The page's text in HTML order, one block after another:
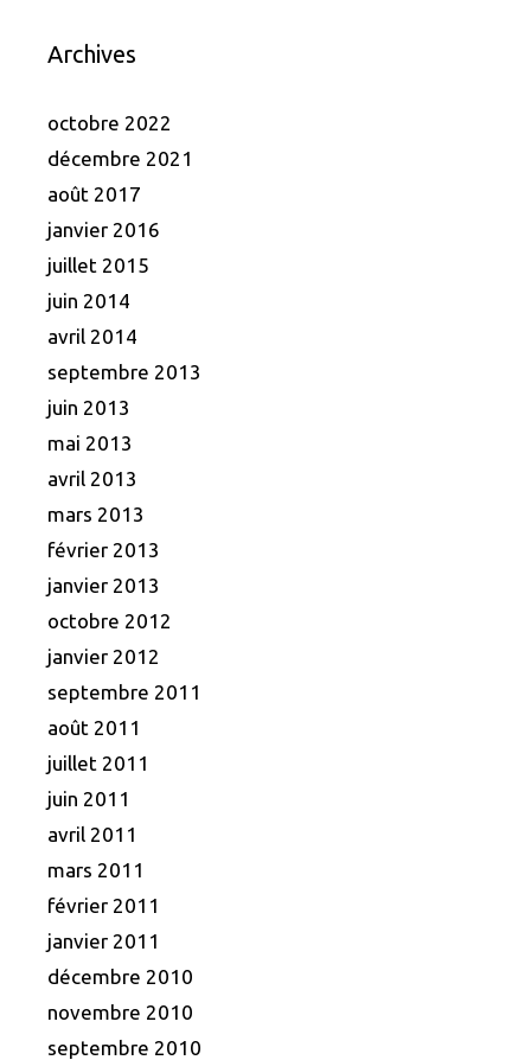
Archives
octobre 2022
décembre 2021
août 2017
janvier 2016
juillet 2015
juin 2014
avril 2014
septembre 2013
juin 2013
mai 2013
avril 2013
mars 2013
février 2013
janvier 2013
octobre 2012
janvier 2012
septembre 2011
août 2011
juillet 2011
juin 2011
avril 2011
mars 2011
février 2011
janvier 2011
décembre 2010
novembre 2010
septembre 2010